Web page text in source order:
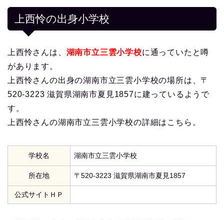
上西怜の出身小学校
上西怜さんは、 湖南市立三雲小学校に通っていたと噂
があります。
上西怜さんの出身の湖南市立三雲小学校の場所は、〒
520-3223 滋賀県湖南市夏見1857に建っているようで
す。
上西怜さんの湖南市立三雲小学校の詳細はこちら。
学校名 湖南市立三雲小学校
所在地 〒520-3223 滋賀県湖南市夏見1857
公式サイトＨＰ